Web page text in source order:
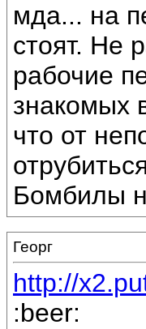
мда... на
стоят. Не
рабочие
знакомых
что от
Бомбилы
Георг
http://
:beer: